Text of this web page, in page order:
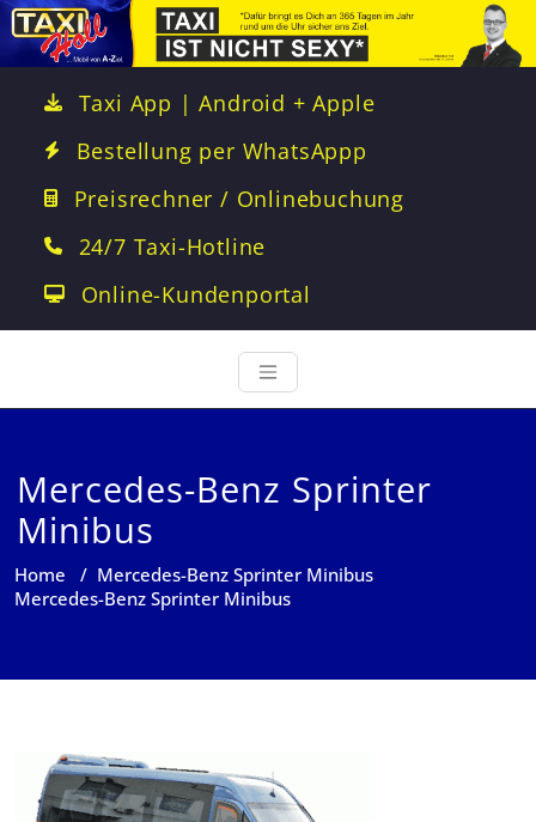
Taxi App | Android + Apple
Bestellung per WhatsAppp
Preisrechner / Onlinebuchung
24/7 Taxi-Hotline
Online-Kundenportal
Mercedes-Benz Sprinter
Minibus
Home / Mercedes-Benz Sprinter Minibus
Mercedes-Benz Sprinter Minibus